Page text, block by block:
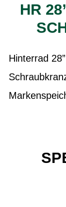
HR
Hinterrad